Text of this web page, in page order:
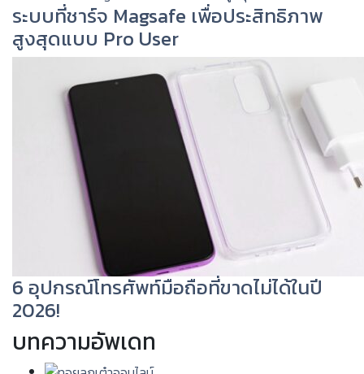
ระบบที่ชาร์จ Magsafe เพื่อประสิทธิภาพ
สูงสุดแบบ Pro User
6 อุปกรณ์โทรศัพท์มือถือที่ขาดไม่ได้ในปี
2026!
บทความอัพเดท